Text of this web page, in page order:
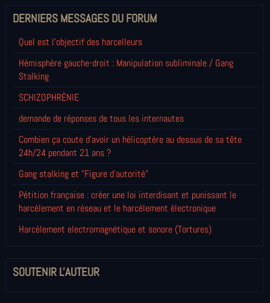
DERNIERS MESSAGES DU FORUM
Quel est l'objectif des harcelleurs
Hémisphère gauche-droit : Manipulation subliminale / Gang
Stalking
SCHIZOPHRÈNIE
demande de réponses de tous les internautes
Combien ça coute d'avoir un hélicoptère au dessus de sa tête
24h/24 pendant 21 ans ?
Gang stalking et "Figure d'autorité"
Pétition française : créer une loi interdisant et punissant le
harcèlement en réseau et le harcèlement électronique
Harcèlement electromagnétique et sonore (Tortures)
SOUTENIR L'AUTEUR